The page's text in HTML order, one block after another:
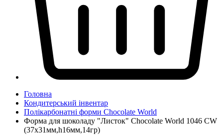
Головна
Кондитерський інвентар
Полікарбонатні форми Chocolate World
Форма для шоколаду "Листок" Chocolate World 1046 CW
(37x31мм,h16мм,14гр)